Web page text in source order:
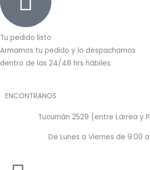
Tu pedido listo
Armamos tu pedido y lo despachamos
dentro de las 24/48 hrs hábiles.
ENCONTRANOS
Tucumán 2529 (entre Larrea y
De Lunes a Viernes de 9:00 a